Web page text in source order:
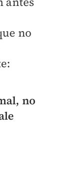
no
no